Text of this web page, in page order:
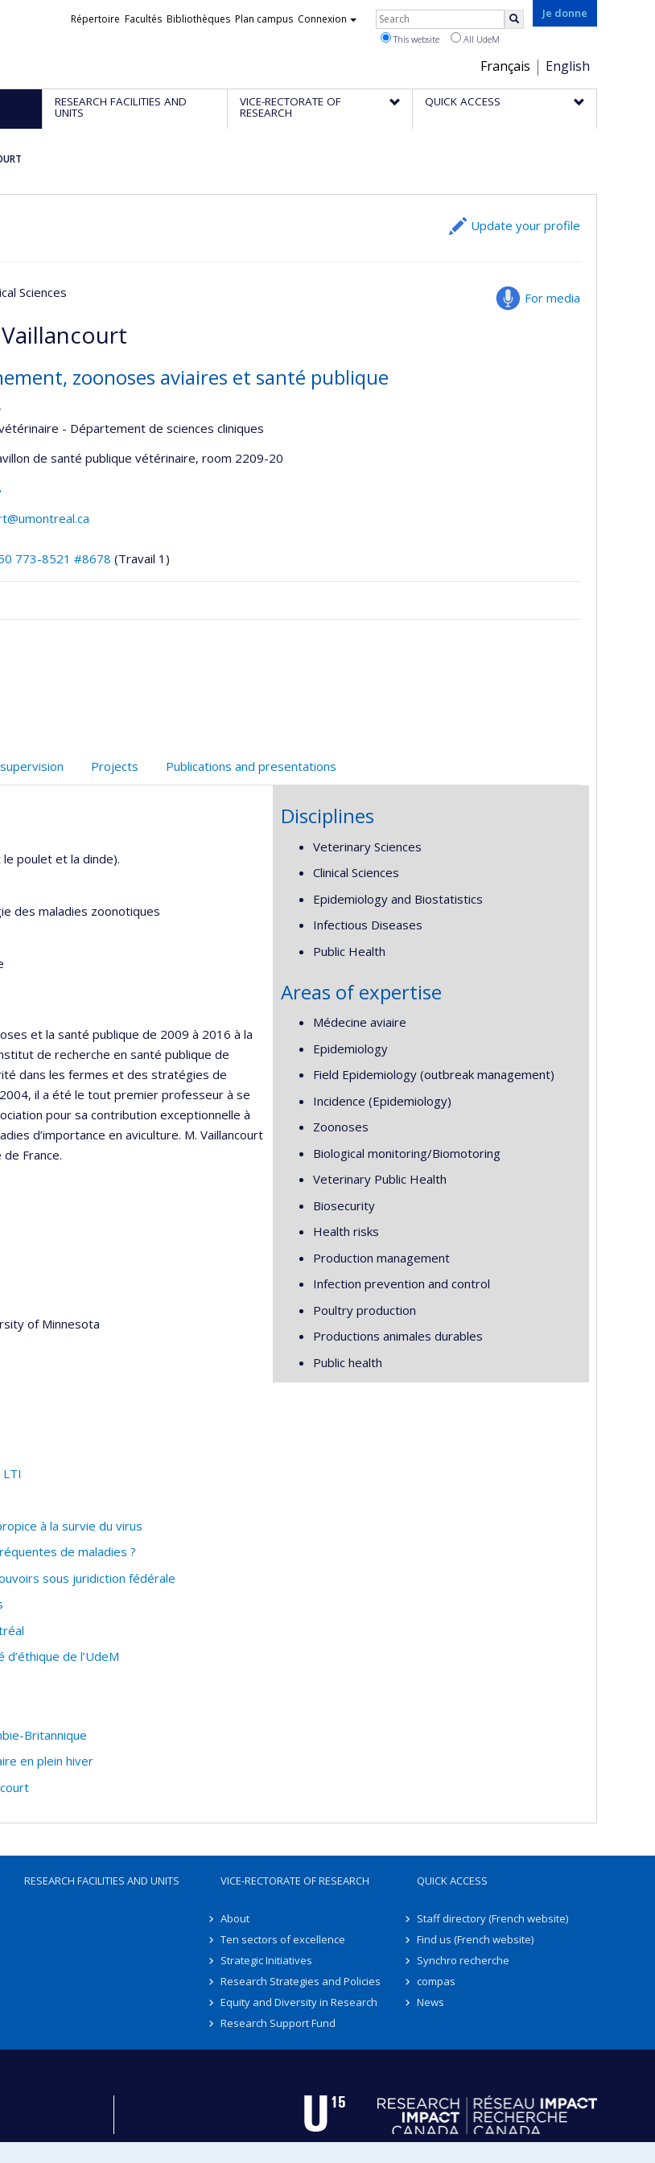
Je donne
Choix
de
la
Français English
Liens
Répertoire Facultés Bibliothèques Plan campus Connexion Rechercher
This website All UdeM
RESEARCH FACILITIES AND
UNITS
VICE-RECTORATE OF
RESEARCH
QUICK ACCESS
Update your profile
For media
Sciences
zoonoses aviaires et santé publique
- Département de sciences cliniques
de santé publique vétérinaire, room 2209-20
773-8521 #8678 (Travail 1)
Projects Publications and presentations
poulet et la dinde).
des maladies zoonotiques
et la santé publique de 2009 à 2016 à la
de recherche en santé publique de
dans les fermes et des stratégies de
il a été le tout premier professeur à se
pour sa contribution exceptionnelle à
d’importance en aviculture. M. Vaillancourt
France.
of Minnesota
à la survie du virus
de maladies ?
sous juridiction fédérale
de l’UdeM
Britannique
en plein hiver
Disciplines
Veterinary Sciences
Clinical Sciences
Epidemiology and Biostatistics
Infectious Diseases
Public Health
Areas of expertise
Médecine aviaire
Epidemiology
Field Epidemiology (outbreak management)
Incidence (Epidemiology)
Zoonoses
Biological monitoring/Biomotoring
Veterinary Public Health
Biosecurity
Health risks
Production management
Infection prevention and control
Poultry production
Productions animales durables
Public health
RESEARCH FACILITIES AND UNITS VICE-RECTORATE OF RESEARCH
About
Ten sectors of excellence
Strategic Initiatives
Research Strategies and Policies
Equity and Diversity in Research
Research Support Fund
QUICK ACCESS
Staff directory (French website)
Find us (French website)
Synchro recherche
compas
News